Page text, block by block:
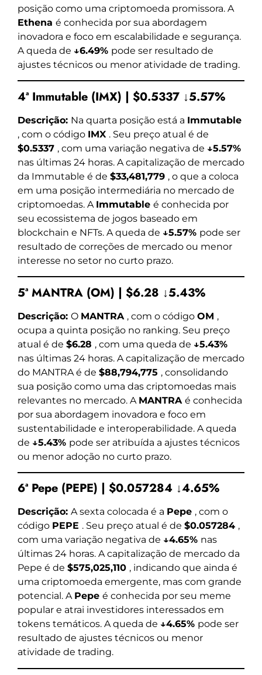
posição como uma criptomoeda promissora. A
Ethena é conhecida por sua abordagem
inovadora e foco em escalabilidade e segurança.
A queda de ↓6.49% pode ser resultado de
ajustes técnicos ou menor atividade de trading.
4ª Immutable (IMX) | $0.5337 ↓5.57%
Descrição: Na quarta posição está a Immutable
, com o código IMX . Seu preço atual é de
$0.5337 , com uma variação negativa de ↓5.57%
nas últimas 24 horas. A capitalização de mercado
da Immutable é de $33,481,779 , o que a coloca
em uma posição intermediária no mercado de
criptomoedas. A Immutable é conhecida por
seu ecossistema de jogos baseado em
blockchain e NFTs. A queda de ↓5.57% pode ser
resultado de correções de mercado ou menor
interesse no setor no curto prazo.
5ª MANTRA (OM) | $6.28 ↓5.43%
Descrição: O MANTRA , com o código OM ,
ocupa a quinta posição no ranking. Seu preço
atual é de $6.28 , com uma queda de ↓5.43%
nas últimas 24 horas. A capitalização de mercado
do MANTRA é de $88,794,775 , consolidando
sua posição como uma das criptomoedas mais
relevantes no mercado. A MANTRA é conhecida
por sua abordagem inovadora e foco em
sustentabilidade e interoperabilidade. A queda
de ↓5.43% pode ser atribuída a ajustes técnicos
ou menor adoção no curto prazo.
6ª Pepe (PEPE) | $0.057284 ↓4.65%
Descrição: A sexta colocada é a Pepe , com o
código PEPE . Seu preço atual é de $0.057284 ,
com uma variação negativa de ↓4.65% nas
últimas 24 horas. A capitalização de mercado da
Pepe é de $575,025,110 , indicando que ainda é
uma criptomoeda emergente, mas com grande
potencial. A Pepe é conhecida por seu meme
popular e atrai investidores interessados em
tokens temáticos. A queda de ↓4.65% pode ser
resultado de ajustes técnicos ou menor
atividade de trading.